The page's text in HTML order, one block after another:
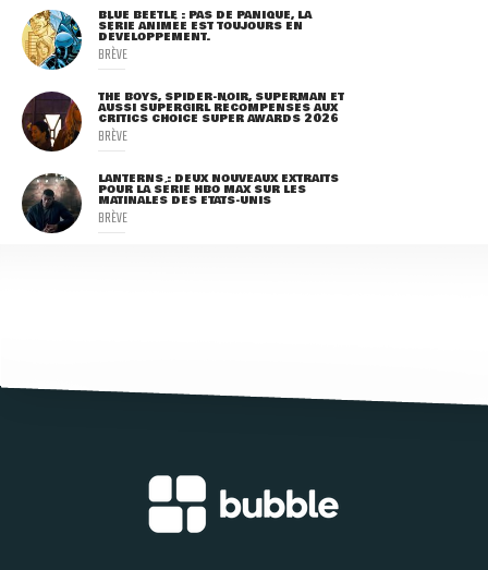
BLUE BEETLE : PAS DE PANIQUE, LA
SÉRIE ANIMÉE EST TOUJOURS EN
DÉVELOPPEMENT.
BRÈVE
THE BOYS, SPIDER-NOIR, SUPERMAN ET
AUSSI SUPERGIRL RÉCOMPENSÉS AUX
CRITICS CHOICE SUPER AWARDS 2026
BRÈVE
LANTERNS : DEUX NOUVEAUX EXTRAITS
POUR LA SÉRIE HBO MAX SUR LES
MATINALES DES ETATS-UNIS
BRÈVE